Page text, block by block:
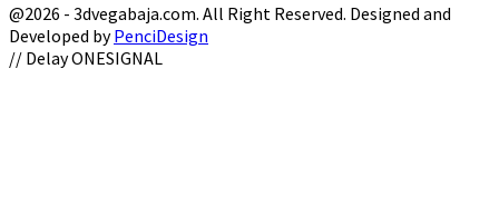
@2026 - 3dvegabaja.com. All Right Reserved. Designed and
Developed byPenciDesign
Facebook
Twitter
Instagram
Youtube
Email
// Delay ONESIGNAL